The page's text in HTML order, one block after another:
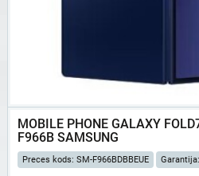
MOBILE PHONE GALAXY
F966B SAMSUNG
Preces kods: SM-F966BDBBEUE